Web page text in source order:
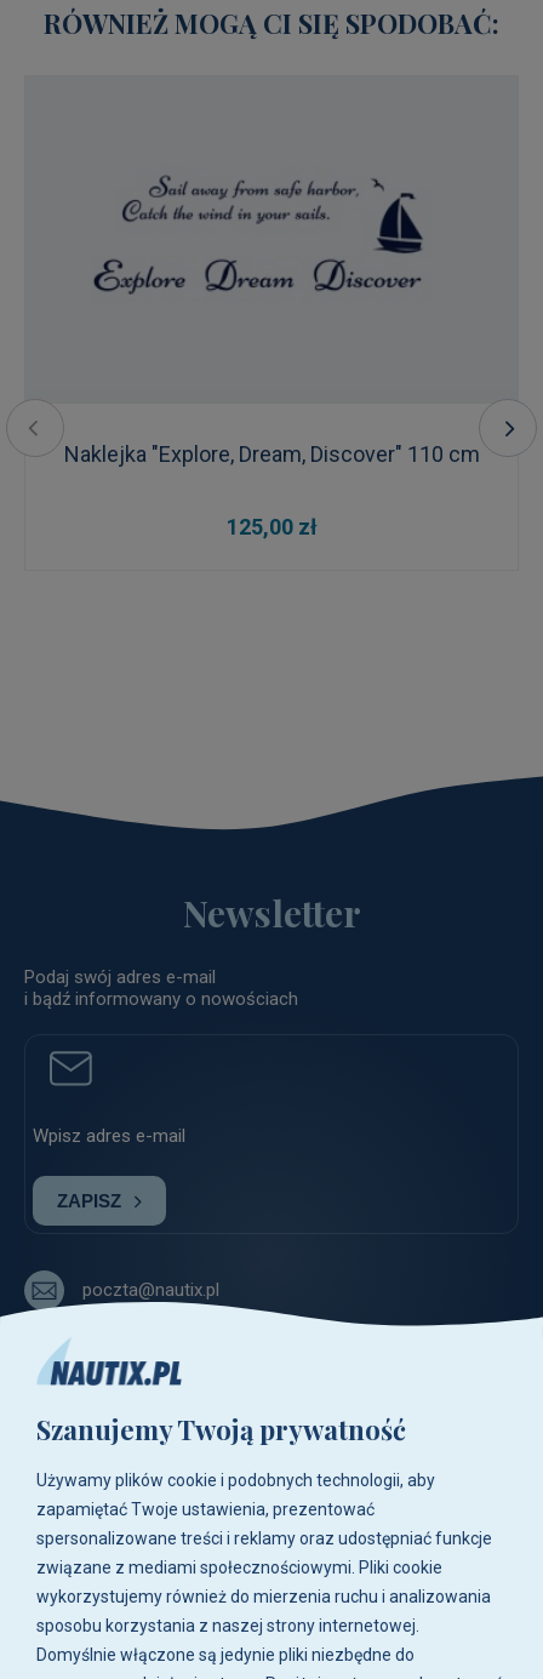
RÓWNIEŻ MOGĄ CI SIĘ SPODOBAĆ:
Naklejka "Explore, Dream, Discover" 110 cm
125,00 zł
Newsletter
Podaj swój adres e-mail
i bądź informowany o nowościach
ZAPISZ
poczta@nautix.pl
+48 783-788-216
ul. Zwoleńska 23,
04-761 Warszawa
Biuro i sklep są czynne:
pn-pt w godz. 8:00 - 16:00.
O firmie
Zakupy
Szanujemy Twoją prywatność
Używamy plików cookie i podobnych technologii, aby
zapamiętać Twoje ustawienia, prezentować
spersonalizowane treści i reklamy oraz udostępniać funkcje
związane z mediami społecznościowymi. Pliki cookie
wykorzystujemy również do mierzenia ruchu i analizowania
sposobu korzystania z naszej strony internetowej.
Domyślnie włączone są jedynie pliki niezbędne do